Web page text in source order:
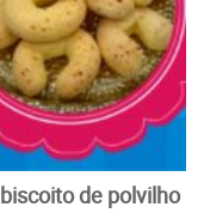
de polvilho